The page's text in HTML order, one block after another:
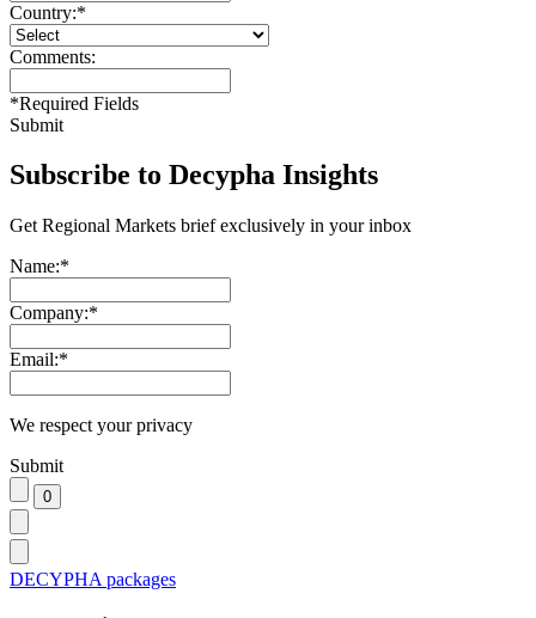
Country:*
Comments:
*Required Fields
Submit
Subscribe to Decypha Insights
Get Regional Markets brief exclusively in your inbox
Name:*
Company:*
Email:*
We respect your privacy
Submit
DECYPHA packages